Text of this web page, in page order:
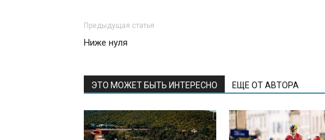
Предыдущая статья
Ниже нуля
ЭТО МОЖЕТ БЫТЬ ИНТЕРЕСНО ЕЩЕ ОТ АВТОРА